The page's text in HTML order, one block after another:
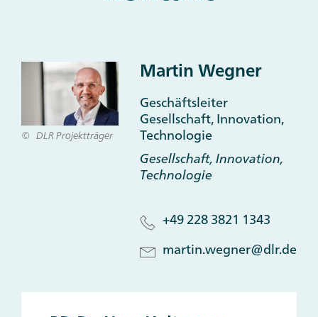
DLR Projektträger
Martin Wegner
Geschäftsleiter
Gesellschaft, Innovation,
Technologie
Gesellschaft, Innovation,
Technologie
+49 228 3821 1343
martin.wegner@dlr.de